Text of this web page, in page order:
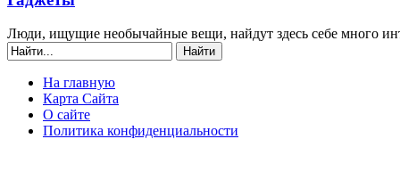
Люди, ищущие необычайные вещи, найдут здесь себе много
На главную
Карта Сайта
О сайте
Политика конфиденциальности